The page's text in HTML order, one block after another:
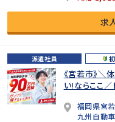
求
派遣社員
《宮若市》＼
い!ならここ
福岡県宮
九州自動